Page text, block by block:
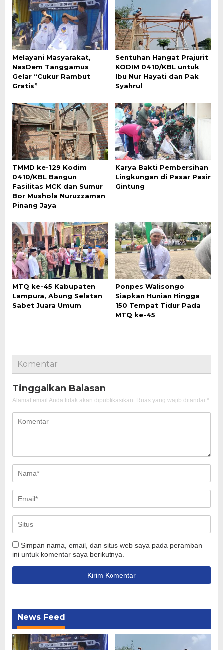
Melayani Masyarakat,
NasDem Tanggamus
Gelar “Cukur Rambut
Gratis”
Sentuhan Hangat Prajurit
KODIM 0410/KBL untuk
Ibu Nur Hayati dan Pak
Syahrul
TMMD ke-129 Kodim
0410/KBL Bangun
Fasilitas MCK dan Sumur
Bor Mushola Nuruzzaman
Pinang Jaya
Karya Bakti Pembersihan
Lingkungan di Pasar Pasir
Gintung
MTQ ke-45 Kabupaten
Lampura, Abung Selatan
Sabet Juara Umum
Ponpes Walisongo
Siapkan Hunian Hingga
150 Tempat Tidur Pada
MTQ ke-45
Komentar
Tinggalkan Balasan
Alamat email Anda tidak akan dipublikasikan. Ruas yang wajib ditandai *
Simpan nama, email, dan situs web saya pada peramban
ini untuk komentar saya berikutnya.
News Feed